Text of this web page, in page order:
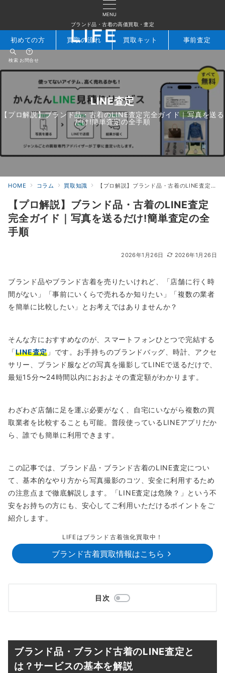
MENU
ブランド品・古着の高価買取・査定
検索 お問合せ
初めての方 買取の流れ 買取キット 事前査定
LINE査定
【プロ解説】ブランド品・古着のLINE査定完全ガイド｜写真を送る
だけ!簡単査定の全手順
HOME コラム 買取知識 【プロ解説】ブランド品・古着のLINE査定完全ガイド｜写真を送るだけ!簡単査定の全手順
【プロ解説】ブランド品・古着のLINE査定
完全ガイド｜写真を送るだけ!簡単査定の全
手順
2026年1月26日 2026年1月26日
ブランド品やブランド古着を売りたいけれど、「店舗に行く時
間がない」「事前にいくらで売れるか知りたい」「複数の業者
を簡単に比較したい」とお考えではありませんか？
そんな方におすすめなのが、スマートフォンひとつで完結する
「LINE査定」です。お手持ちのブランドバッグ、時計、アクセ
サリー、ブランド服などの写真を撮影してLINEで送るだけで、
最短15分〜24時間以内におおよその査定額がわかります。
わざわざ店舗に足を運ぶ必要がなく、自宅にいながら複数の買
取業者を比較することも可能。普段使っているLINEアプリだか
ら、誰でも簡単に利用できます。
この記事では、ブランド品・ブランド古着のLINE査定につい
て、基本的なやり方から写真撮影のコツ、安全に利用するため
の注意点まで徹底解説します。「LINE査定は危険？」という不
安をお持ちの方にも、安心してご利用いただけるポイントをご
紹介します。
LIFEはブランド古着強化買取中！
ブランド古着買取情報はこちら
目次
ブランド品・ブランド古着のLINE査定と
は？サービスの基本を解説